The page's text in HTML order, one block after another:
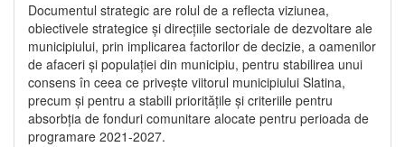
Documentul strategic are rolul de a reflecta viziunea,
obiectivele strategice și direcțiile sectoriale de dezvoltare ale
municipiului, prin implicarea factorilor de decizie, a oamenilor
de afaceri și populației din municipiu, pentru stabilirea unui
consens în ceea ce privește viitorul municipiului Slatina,
precum și pentru a stabili prioritățile și criteriile pentru
absorbția de fonduri comunitare alocate pentru perioada de
programare 2021-2027.